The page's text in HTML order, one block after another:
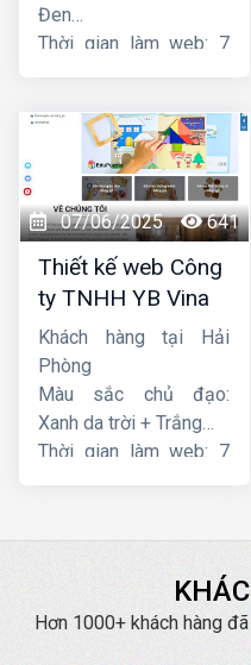
Đen
Thời gian làm web: 7
07/06/2025 641
Thiết kế web Công
ty TNHH YB Vina
Khách hàng tại Hải
Phòng
Màu sắc chủ đạo:
Xanh da trời + Trắng
Thời gian làm web: 7
Hơn 1000+ khách hàng